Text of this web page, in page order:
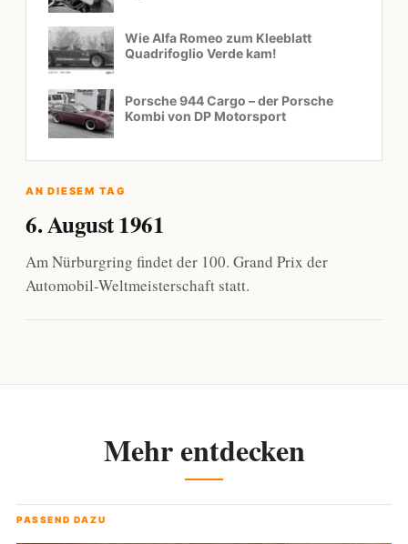
Wie Alfa Romeo zum Kleeblatt
Quadrifoglio Verde kam!
Porsche 944 Cargo – der Porsche
Kombi von DP Motorsport
AN DIESEM TAG
6. August 1961
Am Nürburgring findet der 100. Grand Prix der
Automobil-Weltmeisterschaft statt.
Mehr entdecken
PASSEND DAZU